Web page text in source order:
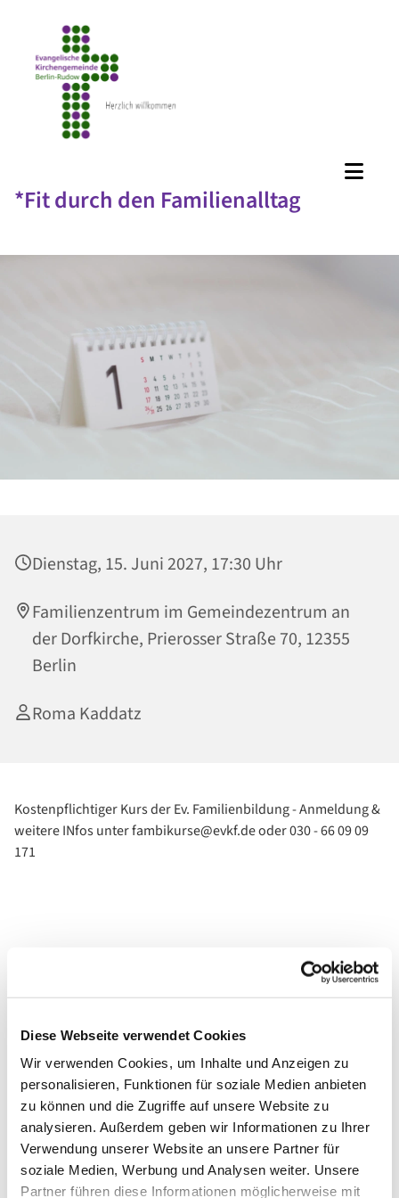
Diese Webseite verwendet Cookies
Wir verwenden Cookies, um Inhalte und Anzeigen zu
personalisieren, Funktionen für soziale Medien anbieten
zu können und die Zugriffe auf unsere Website zu
analysieren. Außerdem geben wir Informationen zu Ihrer
Verwendung unserer Website an unsere Partner für
soziale Medien, Werbung und Analysen weiter. Unsere
Partner führen diese Informationen möglicherweise mit
*Fit durch den Familienalltag
Dienstag, 15. Juni 2027, 17:30 Uhr
Familienzentrum im Gemeindezentrum an
der Dorfkirche, Prierosser Straße 70, 12355
Berlin
Roma Kaddatz
Kostenpflichtiger Kurs der Ev. Familienbildung - Anmeldung &
weitere INfos unter fambikurse@evkf.de oder 030 - 66 09 09
171